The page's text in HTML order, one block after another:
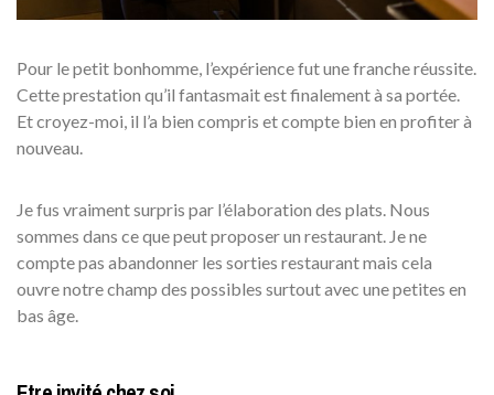
Pour le petit bonhomme, l’expérience fut une franche réussite.
Cette prestation qu’il fantasmait est finalement à sa portée.
Et croyez-moi, il l’a bien compris et compte bien en profiter à
nouveau.
Je fus vraiment surpris par l’élaboration des plats. Nous
sommes dans ce que peut proposer un restaurant. Je ne
compte pas abandonner les sorties restaurant mais cela
ouvre notre champ des possibles surtout avec une petites en
bas âge.